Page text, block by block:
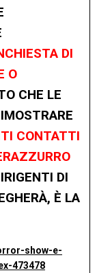
DI
O
CHE LE
CONTATTI
DI
È LA
show-e-
473478